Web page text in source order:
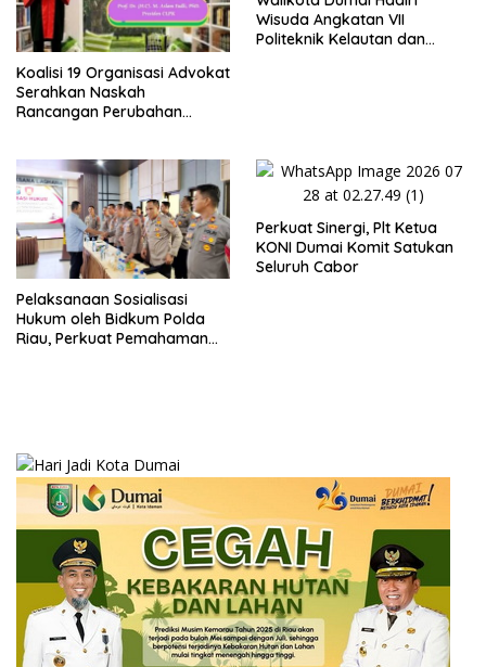
Koalisi 19 Organisasi Advokat
Serahkan Naskah
Rancangan Perubahan
RI
Wisuda Angkatan VII
Politeknik Kelautan dan
Pelaksanaan Sosialisasi
Hukum oleh Bidkum Polda
Riau, Perkuat Pemahaman
Perkuat Sinergi, Plt Ketua
KONI Dumai Komit Satukan
Seluruh Cabor